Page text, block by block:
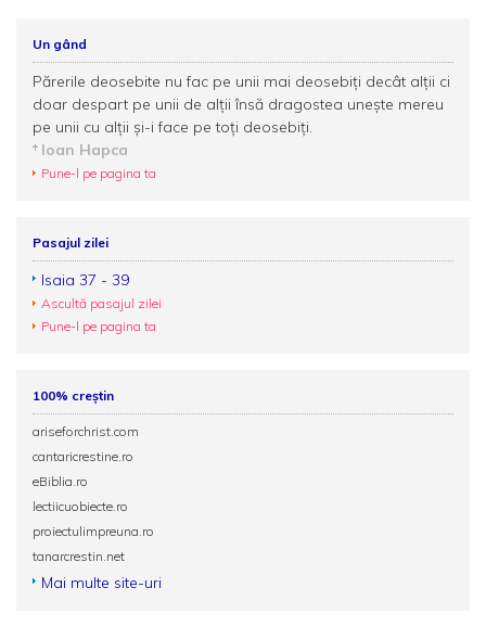
Un gând
Părerile deosebite nu fac pe unii mai deosebiți decât alții ci
doar despart pe unii de alții însă dragostea unește mereu
pe unii cu alții și-i face pe toți deosebiți.
Ioan Hapca
Pune-l pe pagina ta
Pasajul zilei
Isaia 37 - 39
Ascultă pasajul zilei
Pune-l pe pagina ta
100% creștin
ariseforchrist.com
cantaricrestine.ro
eBiblia.ro
lectiicuobiecte.ro
proiectulimpreuna.ro
tanarcrestin.net
Mai multe site-uri